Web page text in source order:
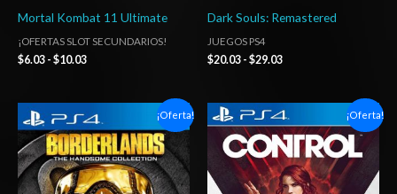
Mortal Kombat 11 Ultimate
¡OFERTAS SLOT SECUNDARIOS!
$6.03 - $10.03
Dark Souls: Remastered
JUEGOS PS4
$20.03 - $29.03
¡Oferta!
de
precios:
desde
$6.03
hasta
¡Oferta!
Rango
de
precios:
desde
$6.03
hasta